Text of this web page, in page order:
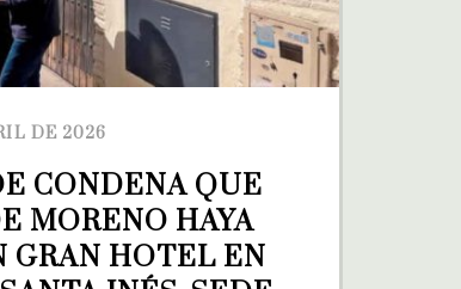
DE 2026
CONDENA QUE
MORENO HAYA
HOTEL EN